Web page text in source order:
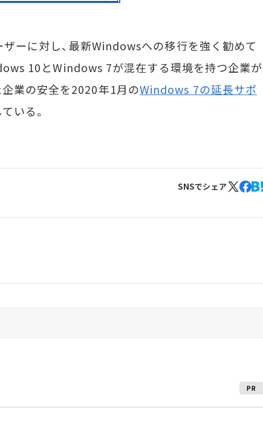
ーに対し、最新Windowsへの移行を強く勧めて
10とWindows 7が混在する環境を持つ企業が
業の安全を2020年1月のWindows 7の延長サポ
いる。
SNSでシェア
PR